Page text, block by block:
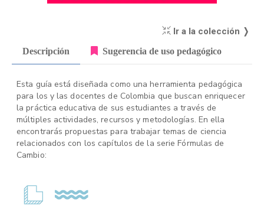
Ir a la colección ❭
Descripción Sugerencia de uso pedagógico
Esta guía está diseñada como una herramienta pedagógica
para los y las docentes de Colombia que buscan enriquecer
la práctica educativa de sus estudiantes a través de
múltiples actividades, recursos y metodologías. En ella
encontrarás propuestas para trabajar temas de ciencia
relacionados con los capítulos de la serie Fórmulas de
Cambio: